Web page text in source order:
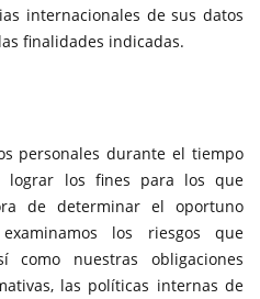
internacionales de sus datos
finalidades indicadas.
personales durante el tiempo
lograr los fines para los que
de determinar el oportuno
los riesgos que
como nuestras obligaciones
las políticas internas de